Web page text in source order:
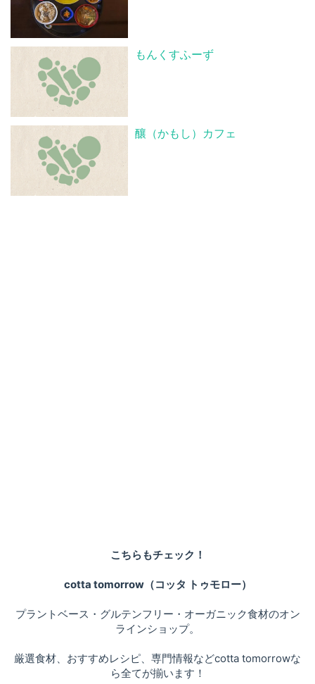
もんくすふーず
釀（かもし）カフェ
こちらもチェック！
cotta tomorrow（コッタ トゥモロー）
プラントベース・グルテンフリー・オーガニック食材のオン
ラインショップ。
厳選食材、おすすめレシピ、専門情報などcotta tomorrowな
ら全てが揃います！